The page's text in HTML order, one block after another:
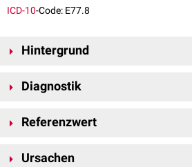
ICD-10-Code: E77.8
Hintergrund
Hypoproteinämie durch Verminderung der
Diagnostik
Proteinklassen vermindert sind.
Referenzwert
Ursachen